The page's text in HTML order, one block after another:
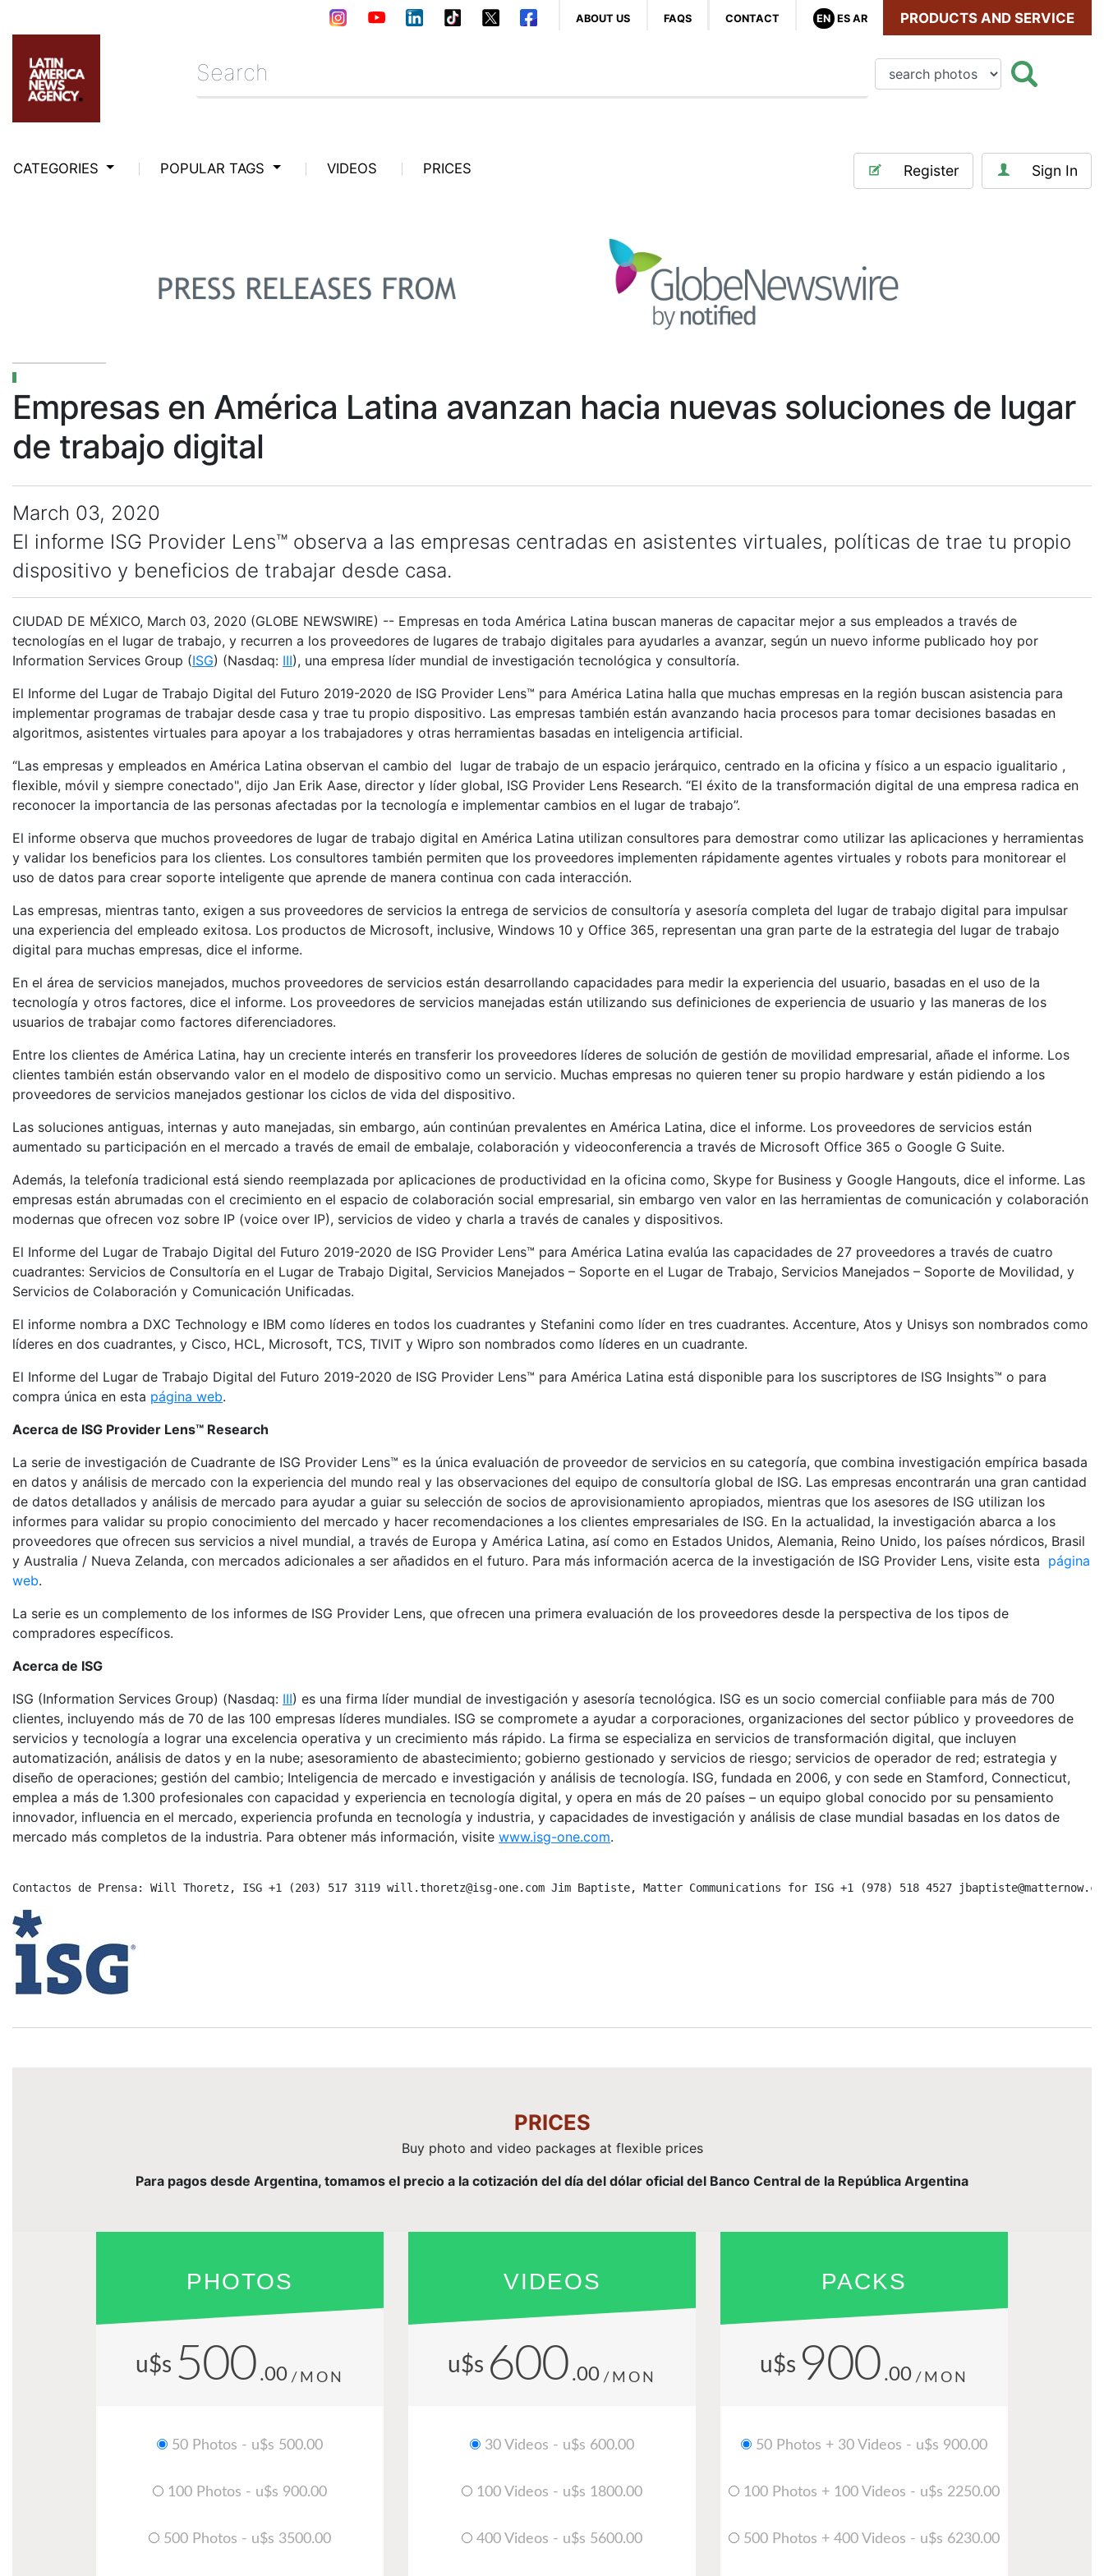
ABOUT US FAQS CONTACT EN ES AR PRODUCTS AND SERVICE
Sign In
Register
CATEGORIES POPULAR TAGS VIDEOS PRICES
Empresas en América Latina avanzan hacia nuevas soluciones de lugar
de trabajo digital
March 03, 2020
El informe ISG Provider Lens™ observa a las empresas centradas en asistentes virtuales, políticas de trae tu propio
dispositivo y beneficios de trabajar desde casa.
CIUDAD DE MÉXICO, March 03, 2020 (GLOBE NEWSWIRE) -- Empresas en toda América Latina buscan maneras de capacitar mejor a sus empleados a través de
tecnologías en el lugar de trabajo, y recurren a los proveedores de lugares de trabajo digitales para ayudarles a avanzar, según un nuevo informe publicado hoy por
Information Services Group (ISG) (Nasdaq: III), una empresa líder mundial de investigación tecnológica y consultoría.
El Informe del Lugar de Trabajo Digital del Futuro 2019-2020 de ISG Provider Lens™ para América Latina halla que muchas empresas en la región buscan asistencia para
implementar programas de trabajar desde casa y trae tu propio dispositivo. Las empresas también están avanzando hacia procesos para tomar decisiones basadas en
algoritmos, asistentes virtuales para apoyar a los trabajadores y otras herramientas basadas en inteligencia artificial.
“Las empresas y empleados en América Latina observan el cambio del lugar de trabajo de un espacio jerárquico, centrado en la oficina y físico a un espacio igualitario ,
flexible, móvil y siempre conectado", dijo Jan Erik Aase, director y líder global, ISG Provider Lens Research. “El éxito de la transformación digital de una empresa radica en
reconocer la importancia de las personas afectadas por la tecnología e implementar cambios en el lugar de trabajo”.
El informe observa que muchos proveedores de lugar de trabajo digital en América Latina utilizan consultores para demostrar como utilizar las aplicaciones y herramientas
y validar los beneficios para los clientes. Los consultores también permiten que los proveedores implementen rápidamente agentes virtuales y robots para monitorear el
uso de datos para crear soporte inteligente que aprende de manera continua con cada interacción.
Las empresas, mientras tanto, exigen a sus proveedores de servicios la entrega de servicios de consultoría y asesoría completa del lugar de trabajo digital para impulsar
una experiencia del empleado exitosa. Los productos de Microsoft, inclusive, Windows 10 y Office 365, representan una gran parte de la estrategia del lugar de trabajo
digital para muchas empresas, dice el informe.
En el área de servicios manejados, muchos proveedores de servicios están desarrollando capacidades para medir la experiencia del usuario, basadas en el uso de la
tecnología y otros factores, dice el informe. Los proveedores de servicios manejadas están utilizando sus definiciones de experiencia de usuario y las maneras de los
usuarios de trabajar como factores diferenciadores.
Entre los clientes de América Latina, hay un creciente interés en transferir los proveedores líderes de solución de gestión de movilidad empresarial, añade el informe. Los
clientes también están observando valor en el modelo de dispositivo como un servicio. Muchas empresas no quieren tener su propio hardware y están pidiendo a los
proveedores de servicios manejados gestionar los ciclos de vida del dispositivo.
Las soluciones antiguas, internas y auto manejadas, sin embargo, aún continúan prevalentes en América Latina, dice el informe. Los proveedores de servicios están
aumentado su participación en el mercado a través de email de embalaje, colaboración y videoconferencia a través de Microsoft Office 365 o Google G Suite.
Además, la telefonía tradicional está siendo reemplazada por aplicaciones de productividad en la oficina como, Skype for Business y Google Hangouts, dice el informe. Las
empresas están abrumadas con el crecimiento en el espacio de colaboración social empresarial, sin embargo ven valor en las herramientas de comunicación y colaboración
modernas que ofrecen voz sobre IP (voice over IP), servicios de video y charla a través de canales y dispositivos.
El Informe del Lugar de Trabajo Digital del Futuro 2019-2020 de ISG Provider Lens™ para América Latina evalúa las capacidades de 27 proveedores a través de cuatro
cuadrantes: Servicios de Consultoría en el Lugar de Trabajo Digital, Servicios Manejados – Soporte en el Lugar de Trabajo, Servicios Manejados – Soporte de Movilidad, y
Servicios de Colaboración y Comunicación Unificadas.
El informe nombra a DXC Technology e IBM como líderes en todos los cuadrantes y Stefanini como líder en tres cuadrantes. Accenture, Atos y Unisys son nombrados como
líderes en dos cuadrantes, y Cisco, HCL, Microsoft, TCS, TIVIT y Wipro son nombrados como líderes en un cuadrante.
El Informe del Lugar de Trabajo Digital del Futuro 2019-2020 de ISG Provider Lens™ para América Latina está disponible para los suscriptores de ISG Insights™ o para
compra única en esta página web.
Acerca de ISG Provider Lens™ Research
La serie de investigación de Cuadrante de ISG Provider Lens™ es la única evaluación de proveedor de servicios en su categoría, que combina investigación empírica basada
en datos y análisis de mercado con la experiencia del mundo real y las observaciones del equipo de consultoría global de ISG. Las empresas encontrarán una gran cantidad
de datos detallados y análisis de mercado para ayudar a guiar su selección de socios de aprovisionamiento apropiados, mientras que los asesores de ISG utilizan los
informes para validar su propio conocimiento del mercado y hacer recomendaciones a los clientes empresariales de ISG. En la actualidad, la investigación abarca a los
proveedores que ofrecen sus servicios a nivel mundial, a través de Europa y América Latina, así como en Estados Unidos, Alemania, Reino Unido, los países nórdicos, Brasil
y Australia / Nueva Zelanda, con mercados adicionales a ser añadidos en el futuro. Para más información acerca de la investigación de ISG Provider Lens, visite esta página
web.
La serie es un complemento de los informes de ISG Provider Lens, que ofrecen una primera evaluación de los proveedores desde la perspectiva de los tipos de
compradores específicos.
Acerca de ISG
ISG (Information Services Group) (Nasdaq: III) es una firma líder mundial de investigación y asesoría tecnológica. ISG es un socio comercial confiiable para más de 700
clientes, incluyendo más de 70 de las 100 empresas líderes mundiales. ISG se compromete a ayudar a corporaciones, organizaciones del sector público y proveedores de
servicios y tecnología a lograr una excelencia operativa y un crecimiento más rápido. La firma se especializa en servicios de transformación digital, que incluyen
automatización, análisis de datos y en la nube; asesoramiento de abastecimiento; gobierno gestionado y servicios de riesgo; servicios de operador de red; estrategia y
diseño de operaciones; gestión del cambio; Inteligencia de mercado e investigación y análisis de tecnología. ISG, fundada en 2006, y con sede en Stamford, Connecticut,
emplea a más de 1.300 profesionales con capacidad y experiencia en tecnología digital, y opera en más de 20 países – un equipo global conocido por su pensamiento
innovador, influencia en el mercado, experiencia profunda en tecnología y industria, y capacidades de investigación y análisis de clase mundial basadas en los datos de
mercado más completos de la industria. Para obtener más información, visite www.isg-one.com.
Contactos de Prensa: Will Thoretz, ISG +1 (203) 517 3119 will.thoretz@isg-one.com Jim Baptiste, Matter Communications for ISG +1 (978) 518 4527
PRICES
Buy photo and video packages at flexible prices
Para pagos desde Argentina, tomamos el precio a la cotización del día del dólar oficial del Banco Central de la República Argentina
PHOTOS
u$s 500 .00 /MON
50 Photos - u$s 500.00
100 Photos - u$s 900.00
500 Photos - u$s 3500.00
VIDEOS
u$s 600 .00 /MON
30 Videos - u$s 600.00
100 Videos - u$s 1800.00
400 Videos - u$s 5600.00
PACKS
u$s 900 .00 /MON
50 Photos + 30 Videos - u$s 900.00
100 Photos + 100 Videos - u$s 2250.00
500 Photos + 400 Videos - u$s 6230.00